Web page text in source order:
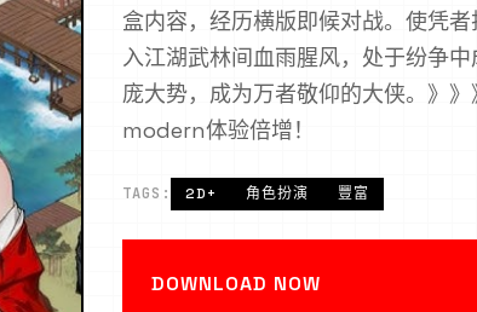
盒内容，经历横版即候对战。使凭
入江湖武林间血雨腥风，处于纷争
庞大势，成为万者敬仰的大侠。》
modern体验倍增！
TAGS: 2D+ 角色扮演 豐富
DOWNLOAD NOW